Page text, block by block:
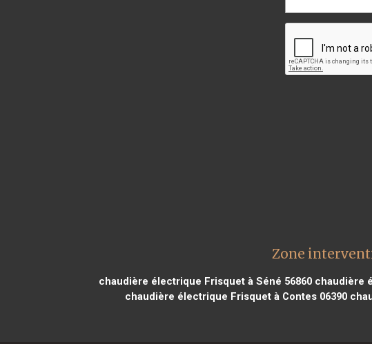
Zone
chaudière électrique Frisquet à Séné 56860 chaudière
chaudière électrique Frisquet à Contes 06390